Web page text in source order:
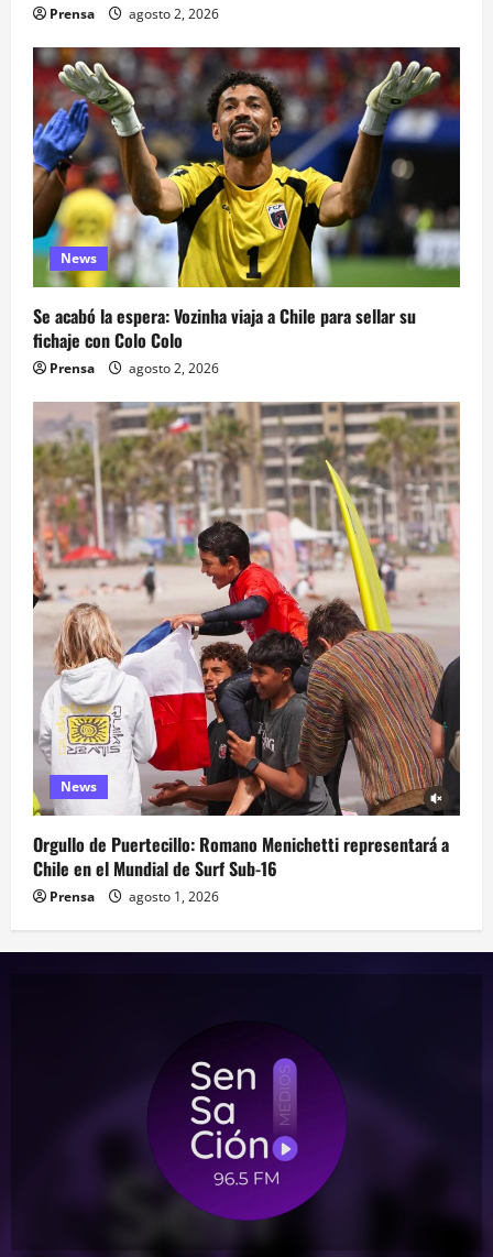
Prensa agosto 2, 2026
News
Se acabó la espera: Vozinha viaja a Chile para sellar su
fichaje con Colo Colo
Prensa agosto 2, 2026
News
Orgullo de Puertecillo: Romano Menichetti representará a
Chile en el Mundial de Surf Sub-16
Prensa agosto 1, 2026